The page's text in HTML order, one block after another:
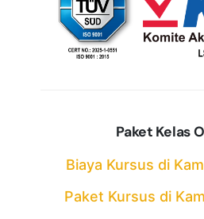
Paket Kelas
Biaya Kursus di
Paket Kursus di